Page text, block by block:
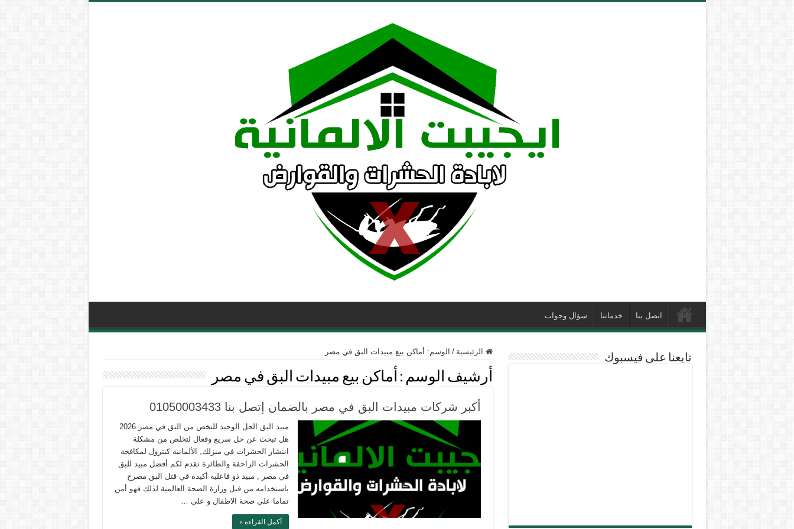
اتصل بنا خدماتنا سؤال وجواب
الرئيسية / الوسم: أماكن بيع مبيدات البق في مصر
أرشيف الوسم : أماكن بيع مبيدات البق في مصر
أكبر شركات مبيدات البق في مصر بالضمان إتصل بنا 01050003433
مبيد البق الحل الوحيد للتخص من البق في مصر 2026
هل تبحث عن حل سريع وفعال لتخلص من مشكلة
انتشار الحشرات في منزلك, الألمانية كنترول لمكافحة
الحشرات الزاحفة والطائرة تقدم لكم أفضل مبيد للبق
في مصر , مبيد ذو فاعلية أكيدة في قتل البق مصرح
باستخدامه من قبل وزارة الصحة العالمية لذلك فهو أمن
تماما علي صحة الاطفال و علي …
أكمل القراءة »
تابعنا على فيسبوك